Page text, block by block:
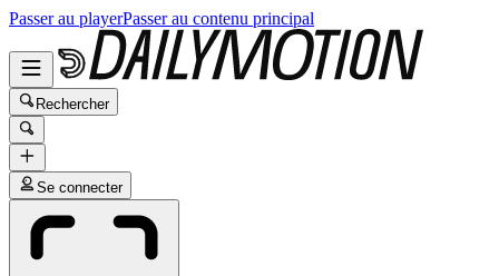
Passer au playerPasser au contenu principal
Rechercher
Se connecter